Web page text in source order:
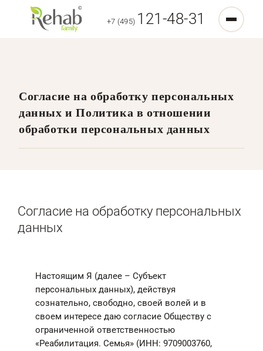
+7 (495) 121-48-31
Согласие на обработку персональных
данных и Политика в отношении
обработки персональных данных
Согласие на обработку персональных
данных
Настоящим Я (далее – Субъект
персональных данных), действуя
сознательно, свободно, своей волей и в
своем интересе даю согласие Обществу с
ограниченной ответственностью
«Реабилитация. Семья» (ИНН: 9709003760,